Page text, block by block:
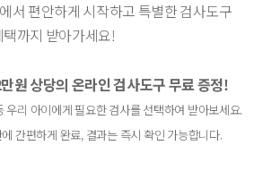
서 편안하게 시작하고 특별한 검사도구
택까지 받아가세요!
원 상당의 온라인 검사도구 무료 증정!
우리 아이에게 필요한 검사를 선택하여 받아보세요.
간편하게 완료, 결과는 즉시 확인 가능합니다.